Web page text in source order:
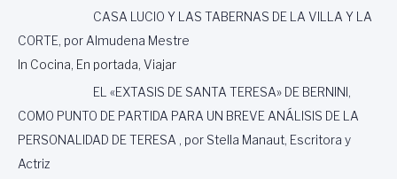
CASA LUCIO Y LAS TABERNAS DE LA VILLA Y LA
CORTE, por Almudena Mestre
In Cocina, En portada, Viajar
EL «EXTASIS DE SANTA TERESA» DE BERNINI,
COMO PUNTO DE PARTIDA PARA UN BREVE ANÁLISIS DE LA
PERSONALIDAD DE TERESA , por Stella Manaut, Escritora y
Actriz